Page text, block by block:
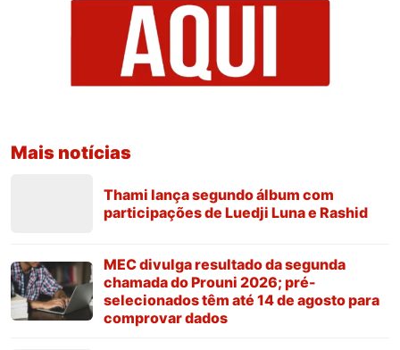
Mais notícias
Thami lança segundo álbum com
participações de Luedji Luna e Rashid
MEC divulga resultado da segunda
chamada do Prouni 2026; pré-
selecionados têm até 14 de agosto para
comprovar dados